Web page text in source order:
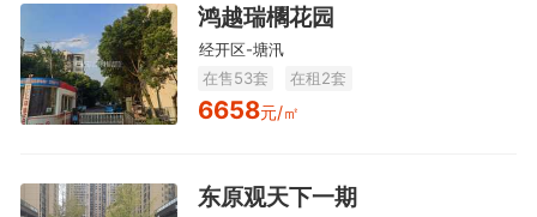
鸿越瑞櫊花园
经开区-塘汛
在售53套
在租2套
6658元/㎡
东原观天下一期